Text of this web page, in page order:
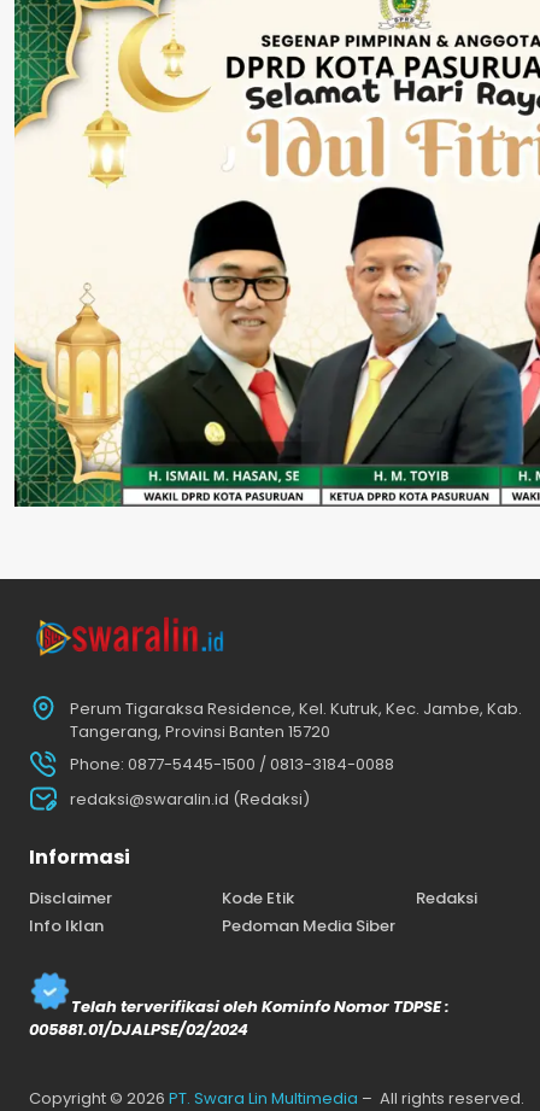
Perum Tigaraksa Residence, Kel. Kutruk, Kec. Jambe, Kab.
Tangerang, Provinsi Banten 15720
Phone: 0877-5445-1500 / 0813-3184-0088
redaksi@swaralin.id (Redaksi)
Informasi
Disclaimer Kode Etik
Redaksi
Info Iklan
Pedoman Media Siber
Telah terverifikasi oleh Kominfo Nomor TDPSE :
005881.01/DJALPSE/02/2024
Copyright © 2026 PT. Swara Lin Multimedia – All rights reserved.